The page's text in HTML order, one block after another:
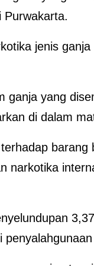
jenis
ganja yang
di dalam
barang
narkotika